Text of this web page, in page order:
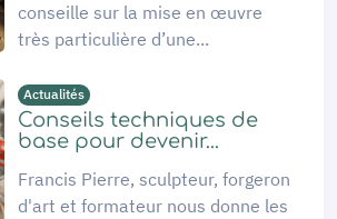
conseille sur la mise en œuvre
très particulière d’une...
Actualités
Conseils techniques de
base pour devenir...
Francis Pierre, sculpteur, forgeron
d'art et formateur nous donne les